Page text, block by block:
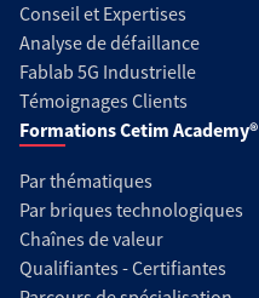
Conseil et Expertises
Analyse de défaillance
Fablab 5G Industrielle
Témoignages Clients
Formations Cetim Academy®
Par thématiques
Par briques technologiques
Chaînes de valeur
Qualifiantes - Certifiantes